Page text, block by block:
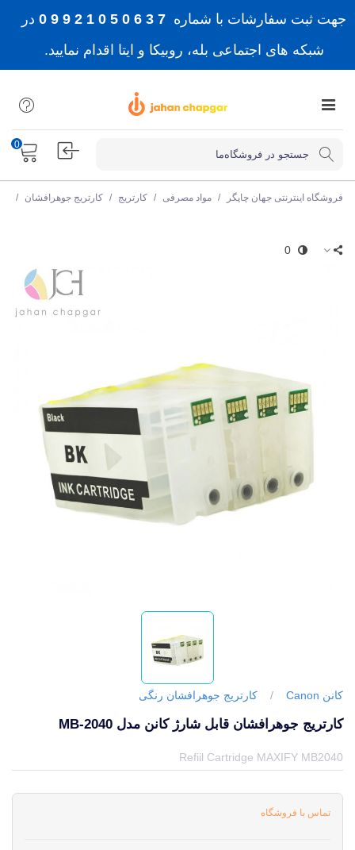
جهت ثبت سفارشات با شماره 7 3 6 0 5 0 1 2 9 9 0
در
شبکه های اجتماعی بله، روبیکا و ایتا اقدام نمایید.
0
فروشگاه اینترنتی جهان چاپگر / مواد مصرفی / کارتریج / کارتریج جوهرافشان /
0
کانن Canon / کارتریج جوهرافشان رنگی
کارتریج جوهرافشان قابل شارژ کانن مدل MB-2040
Refiil Cartridge MAXIFY MB2040
تماس با فروشگاه